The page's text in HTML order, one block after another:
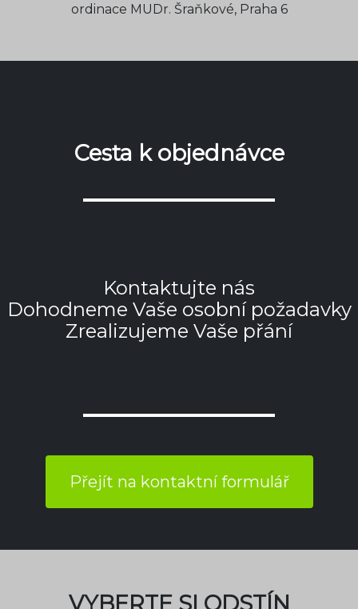
ordinace MUDr. Šraňkové, Praha 6
Cesta k objednávce
Kontaktujte nás
Dohodneme Vaše osobní požadavky
Zrealizujeme Vaše přání
Přejít na kontaktní formulář
VYBERTE SI ODSTÍN